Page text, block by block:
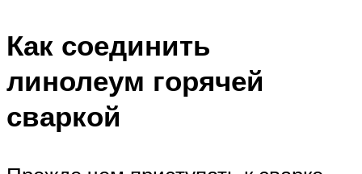
Как соединить
линолеум горячей
сваркой